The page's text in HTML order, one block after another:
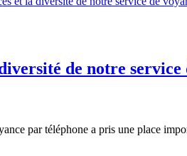
de notre
par téléphone a pris une place